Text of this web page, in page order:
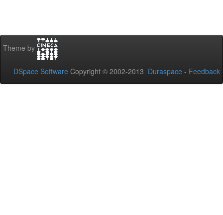
Theme by
DSpace Software Copyright © 2002-2013 Duraspace - Feedback